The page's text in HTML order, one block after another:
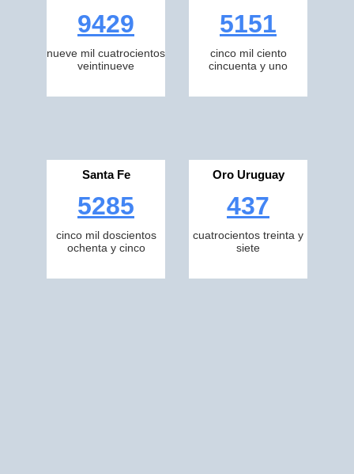
9429
nueve mil cuatrocientos
veintinueve
5151
cinco mil ciento
cincuenta y uno
Santa Fe
5285
cinco mil doscientos
ochenta y cinco
Oro Uruguay
437
cuatrocientos treinta y
siete